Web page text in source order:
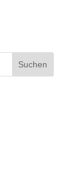
Suchen